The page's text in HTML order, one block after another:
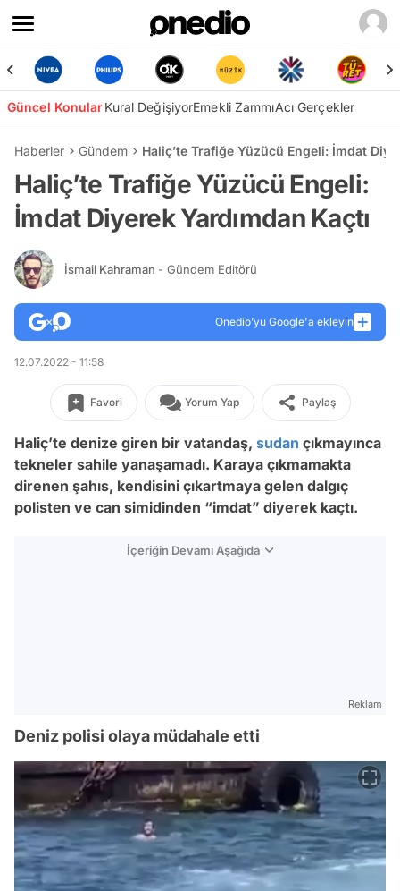
Güncel KonularKural DeğişiyorEmekli ZammıAcı Gerçekler
Haberler Gündem Haliç’te Trafiğe Yüzücü Engeli: İmdat
Haliç’te Trafiğe Yüzücü Engeli:
İmdat Diyerek Yardımdan Kaçtı
İsmail Kahraman - Gündem Editörü
Onedio’yu Google'a ekleyin
12.07.2022 - 11:58
Favori Yorum Yap Paylaş
Haliç’te denize giren bir vatandaş, sudan çıkmayınca
tekneler sahile yanaşamadı. Karaya çıkmamakta
direnen şahıs, kendisini çıkartmaya gelen dalgıç
polisten ve can simidinden “imdat” diyerek kaçtı.
İçeriğin Devamı Aşağıda
Reklam
Deniz polisi olaya müdahale etti